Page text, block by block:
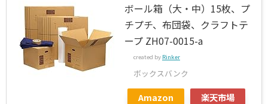
ボール箱（大・中）15枚、プ
チプチ、布団袋、クラフトテ
ープ ZH07-0015-a
created by Rinker
ボックスバンク
Amazon 楽天市場